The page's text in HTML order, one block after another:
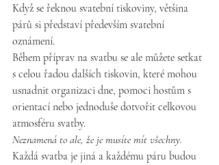
Když se řeknou svatební tiskoviny, většina
párů si představí především svatební
oznámení.
Během příprav na svatbu se ale můžete setkat
s celou řadou dalších tiskovin, které mohou
usnadnit organizaci dne, pomoci hostům s
orientací nebo jednoduše dotvořit celkovou
atmosféru svatby.
Neznamená to ale, že je musíte mít všechny.
Každá svatba je jiná a každému páru budou